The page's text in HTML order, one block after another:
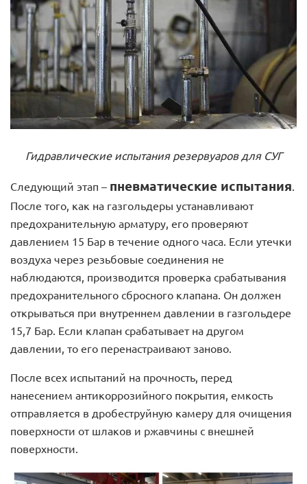
Гидравлические испытания резервуаров для СУГ
Следующий этап – пневматические испытания.
После того, как на газгольдеры устанавливают
предохранительную арматуру, его проверяют
давлением 15 Бар в течение одного часа. Если утечки
воздуха через резьбовые соединения не
наблюдаются, производится проверка срабатывания
предохранительного сбросного клапана. Он должен
открываться при внутреннем давлении в газгольдере
15,7 Бар. Если клапан срабатывает на другом
давлении, то его перенастраивают заново.
После всех испытаний на прочность, перед
нанесением антикоррозийного покрытия, емкость
отправляется в дробеструйную камеру для очищения
поверхности от шлаков и ржавчины с внешней
поверхности.